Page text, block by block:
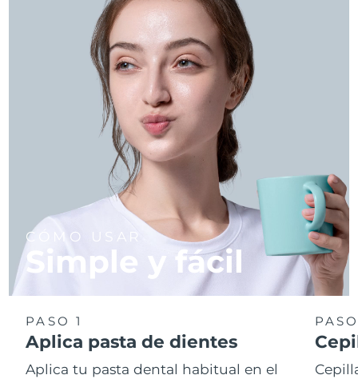
CÓMO USAR
Simple y fácil
PASO 1
Aplica pasta de dientes
Aplica tu pasta dental habitual en el